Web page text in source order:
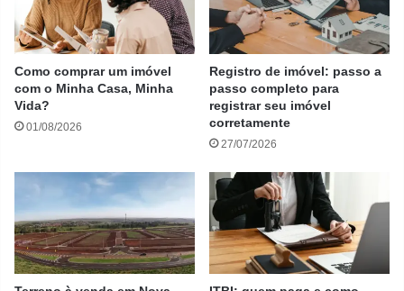
Como comprar um imóvel
com o Minha Casa, Minha
Vida?
01/08/2026
Registro de imóvel: passo a
passo completo para
registrar seu imóvel
corretamente
27/07/2026